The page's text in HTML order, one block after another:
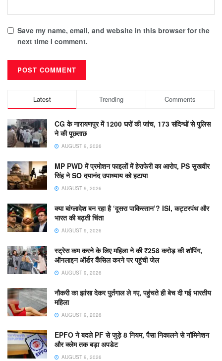
Save my name, email, and website in this browser for the
next time I comment.
Latest Trending Comments
CG के नारायणपुर में 1200 घरों की जांच, 173 संदिग्धों से पुलिस
ने की पूछताछ
AUGUST 9, 2026
MP PWD में प्रमोशन फाइलों में हेराफेरी का आरोप, PS सुखवीर
सिंह ने SO दयानंद उपाध्याय को हटाया
AUGUST 9, 2026
क्या बांग्लादेश बन रहा है ‘दूसरा पाकिस्तान’? ISI, कट्टरपंथ और
भारत की बढ़ती चिंता
AUGUST 9, 2026
स्ट्रेस कम करने के लिए महिला ने की ₹258 करोड़ की शॉपिंग,
ऑनलाइन ऑर्डर कैंसिल करने पर पहुंची जेल
AUGUST 9, 2026
नौकरी का झांसा देकर पुर्तगाल ले गए, पहुंचते ही बेच दी गई भारतीय
महिला
AUGUST 9, 2026
EPFO ने बदले PF से जुड़े 8 नियम, पैसा निकालने से नॉमिनेशन
और क्लेम तक बड़ा अपडेट
AUGUST 9, 2026